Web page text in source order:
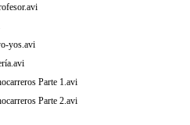
yos.avi
Parte 1.avi
Parte 2.avi